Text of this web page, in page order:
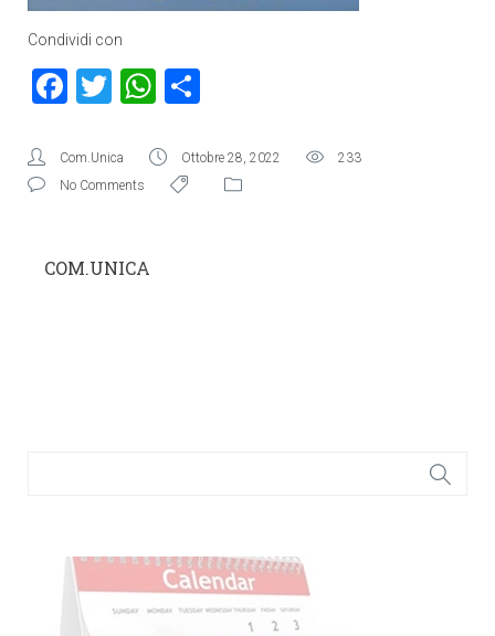
Condividi con
Facebook
TwitterWhatsApp
Com.Unica Ottobre 28, 2022
233
No Comments
COM.UNICA